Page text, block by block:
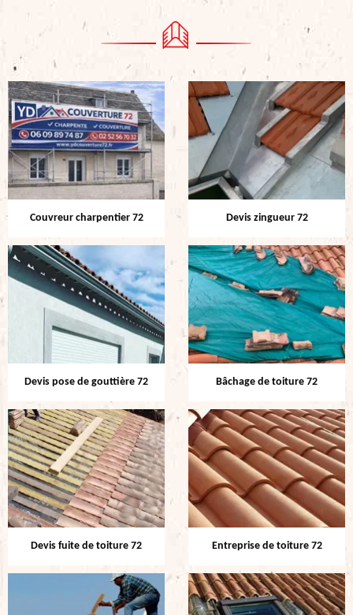
Couvreur charpentier 72 Devis zingueur 72
Devis pose de gouttière 72 Bâchage de toiture 72
Devis fuite de toiture 72 Entreprise de toiture 72